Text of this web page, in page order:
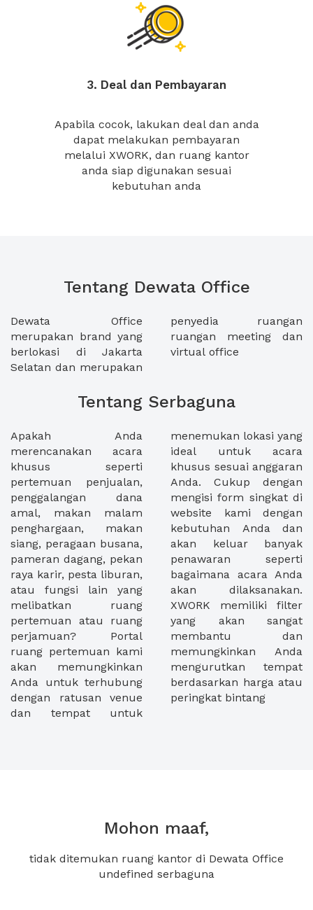
3. Deal dan Pembayaran
Apabila cocok, lakukan deal dan anda
dapat melakukan pembayaran
melalui XWORK, dan ruang kantor
anda siap digunakan sesuai
kebutuhan anda
Tentang Dewata Office
Dewata Office
merupakan brand yang
berlokasi di Jakarta
Selatan dan merupakan
penyedia ruangan
ruangan meeting dan
virtual office
Tentang Serbaguna
Apakah Anda
merencanakan acara
khusus seperti
pertemuan penjualan,
penggalangan dana
amal, makan malam
penghargaan, makan
siang, peragaan busana,
pameran dagang, pekan
raya karir, pesta liburan,
atau fungsi lain yang
melibatkan ruang
pertemuan atau ruang
perjamuan? Portal
ruang pertemuan kami
akan memungkinkan
Anda untuk terhubung
dengan ratusan venue
dan tempat untuk
menemukan lokasi yang
ideal untuk acara
khusus sesuai anggaran
Anda. Cukup dengan
mengisi form singkat di
website kami dengan
kebutuhan Anda dan
akan keluar banyak
penawaran seperti
bagaimana acara Anda
akan dilaksanakan.
XWORK memiliki filter
yang akan sangat
membantu dan
memungkinkan Anda
mengurutkan tempat
berdasarkan harga atau
peringkat bintang
Mohon maaf,
tidak ditemukan ruang kantor di Dewata Office
undefined serbaguna